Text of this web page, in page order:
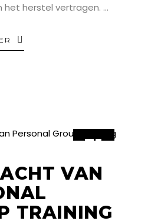
het herstel vertragen.
31
VAN
TRAINING